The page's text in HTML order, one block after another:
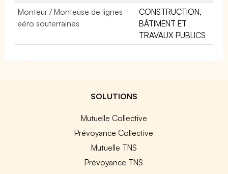
Monteur / Monteuse de lignes
aéro souterraines
CONSTRUCTION,
BÂTIMENT ET
TRAVAUX PUBLICS
SOLUTIONS
Mutuelle Collective
Prévoyance Collective
Mutuelle TNS
Prévoyance TNS